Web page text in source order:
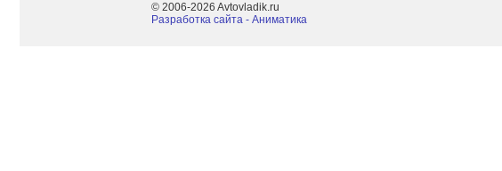
© 2006-2026 Avtovladik.ru
Разработка сайта - Aниматика